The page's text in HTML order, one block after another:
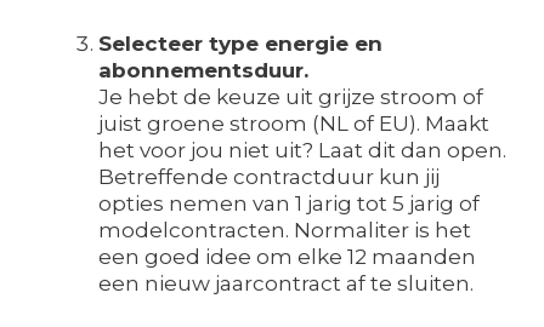
Selecteer type energie en
abonnementsduur.
Je hebt de keuze uit grijze stroom of
juist groene stroom (NL of EU). Maakt
het voor jou niet uit? Laat dit dan open.
Betreffende contractduur kun jij
opties nemen van 1 jarig tot 5 jarig of
modelcontracten. Normaliter is het
een goed idee om elke 12 maanden
een nieuw jaarcontract af te sluiten.